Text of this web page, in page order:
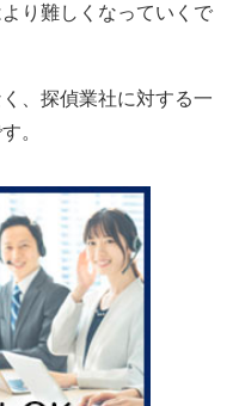
り難しくなっていくで
、探偵業社に対する一
。